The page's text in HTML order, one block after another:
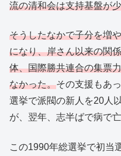
流の清和会は支持基盤が
そうしたなかで子分を増
になり、岸さん以来の関
体、国際勝共連合の集票
なかった。その支援もあ
選挙で派閥の新人を20人
が、翌年、志半ばで病で亡
この1990年総選挙で初当